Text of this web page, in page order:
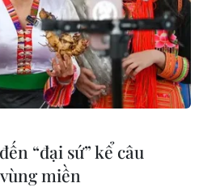
có quy mô nhỏ, chưa đủ
hiệu; sức chống chịu
bất ngờ và liên tục từ
ít được phân phối trực
phải thông qua các
nghiệp nước ngoài, ông
“đại sứ” kể câu
miền